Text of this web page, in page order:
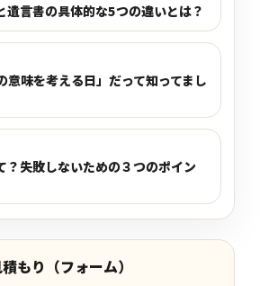
遺言書の具体的な5つの違いとは？
意味を考える日」だって知ってまし
？失敗しないための３つのポイン
もり（フォーム）